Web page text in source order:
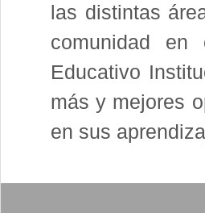
las distintas
comunidad en
Educativo
más y mejores
en sus